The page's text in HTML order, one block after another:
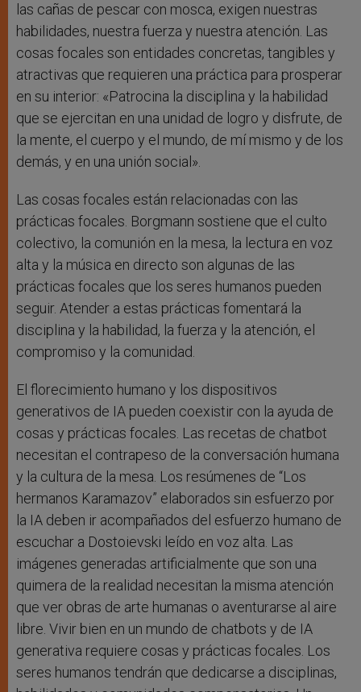
las cañas de pescar con mosca, exigen nuestras
habilidades, nuestra fuerza y nuestra atención. Las
cosas focales son entidades concretas, tangibles y
atractivas que requieren una práctica para prosperar
en su interior: «Patrocina la disciplina y la habilidad
que se ejercitan en una unidad de logro y disfrute, de
la mente, el cuerpo y el mundo, de mí mismo y de los
demás, y en una unión social».
Las cosas focales están relacionadas con las
prácticas focales. Borgmann sostiene que el culto
colectivo, la comunión en la mesa, la lectura en voz
alta y la música en directo son algunas de las
prácticas focales que los seres humanos pueden
seguir. Atender a estas prácticas fomentará la
disciplina y la habilidad, la fuerza y la atención, el
compromiso y la comunidad.
El florecimiento humano y los dispositivos
generativos de IA pueden coexistir con la ayuda de
cosas y prácticas focales. Las recetas de chatbot
necesitan el contrapeso de la conversación humana
y la cultura de la mesa. Los resúmenes de “Los
hermanos Karamazov” elaborados sin esfuerzo por
la IA deben ir acompañados del esfuerzo humano de
escuchar a Dostoievski leído en voz alta. Las
imágenes generadas artificialmente que son una
quimera de la realidad necesitan la misma atención
que ver obras de arte humanas o aventurarse al aire
libre. Vivir bien en un mundo de chatbots y de IA
generativa requiere cosas y prácticas focales. Los
seres humanos tendrán que dedicarse a disciplinas,